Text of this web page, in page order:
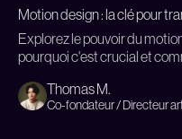
Motion design : la clé pour
Explorez le pouvoir du
pourquoi c'est crucial et
Thomas M.
Co-fondateur / Directeur